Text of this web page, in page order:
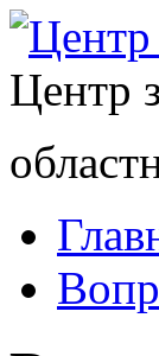
Центр